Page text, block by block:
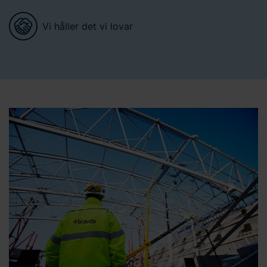
Vi håller det vi lovar